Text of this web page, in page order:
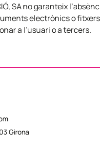
SA no garanteix
electrònics o fitxers
a l’usuari o a tercers.
Girona